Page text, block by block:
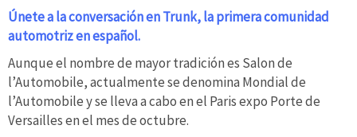
Únete a la conversación en Trunk, la primera comunidad
automotriz en español.
Aunque el nombre de mayor tradición es Salon de
l’Automobile, actualmente se denomina Mondial de
l’Automobile y se lleva a cabo en el Paris expo Porte de
Versailles en el mes de octubre.